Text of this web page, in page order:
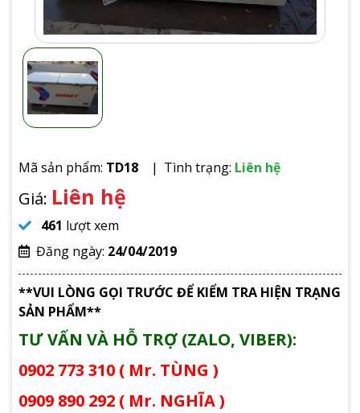
Mã sản phẩm: TD18 Tình trạng: Liên hệ
Giá: Liên hệ
461 lượt xem
Đăng ngày: 24/04/2019
**VUI LÒNG GỌI TRƯỚC ĐỂ KIỂM TRA HIỆN TRẠNG
SẢN PHẨM**
TƯ VẤN VÀ HỖ TRỢ (ZALO, VIBER):
0902 773 310 ( Mr. TÙNG )
0909 890 292 ( Mr. NGHĨA )